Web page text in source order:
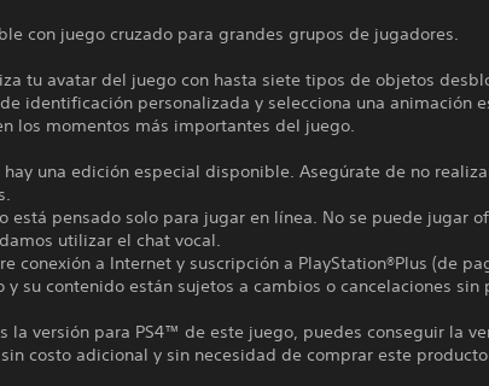
con juego cruzado para grandes grupos de jugadores.
tu avatar del juego con hasta siete tipos de objetos
identificación personalizada y selecciona una animación
los momentos más importantes del juego.
una edición especial disponible. Asegúrate de no
está pensado solo para jugar en línea. No se puede jugar
utilizar el chat vocal.
conexión a Internet y suscripción a PlayStation®Plus (de
y su contenido están sujetos a cambios o cancelaciones sin
la versión para PS4™ de este juego, puedes conseguir la
sin costo adicional y sin necesidad de comprar este